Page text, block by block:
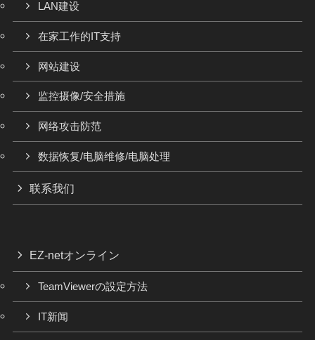
LAN建设
在家工作的IT支持
网站建设
监控摄像/安全措施
网络攻击防范
数据恢复/电脑维修/电脑处理
联系我们
EZ-netオンライン
TeamViewerの設定方法
IT新闻